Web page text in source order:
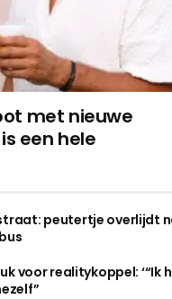
met nieuwe
een hele
peutertje overlijdt
voor realitykoppel: ‘“Ik